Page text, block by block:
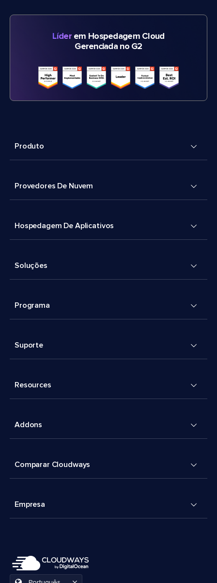
Líderem Hospedagem Cloud
Gerenciada no G2
Produto
Provedores De Nuvem
Hospedagem De Aplicativos
Soluções
Programa
Suporte
Resources
Addons
Comparar Cloudways
Empresa